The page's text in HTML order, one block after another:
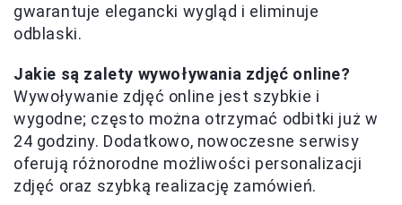
gwarantuje elegancki wygląd i eliminuje
odblaski.
Jakie są zalety wywoływania zdjęć online?
Wywoływanie zdjęć online jest szybkie i
wygodne; często można otrzymać odbitki już w
24 godziny. Dodatkowo, nowoczesne serwisy
oferują różnorodne możliwości personalizacji
zdjęć oraz szybką realizację zamówień.